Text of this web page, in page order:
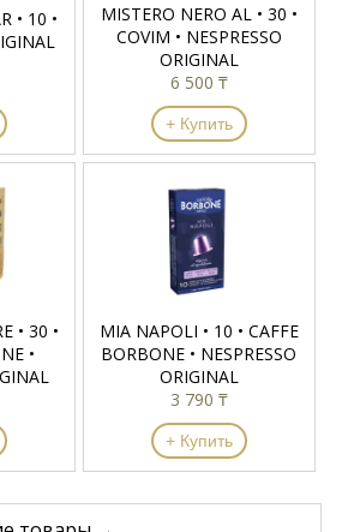
• 10 •
MISTERO NERO AL • 30 •
COVIM • NESPRESSO
ORIGINAL
6 500 ₸
+ Купить
• 30 •
•
MIA NAPOLI • 10 • CAFFE
BORBONE • NESPRESSO
ORIGINAL
3 790 ₸
+ Купить